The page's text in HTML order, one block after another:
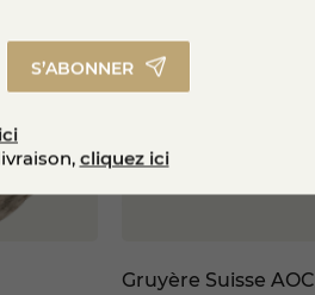
Gruyère Suisse AOC
S’ABONNER
cliquez ici